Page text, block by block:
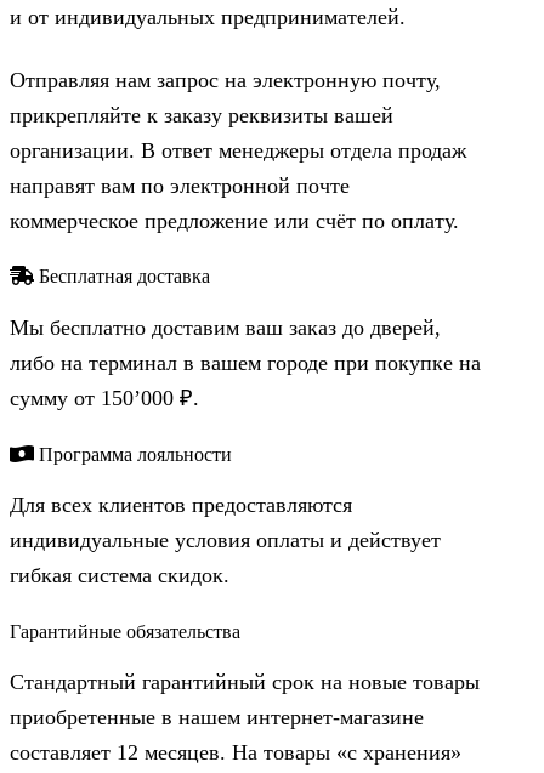
и от индивидуальных предпринимателей.
Отправляя нам запрос на электронную почту,
прикрепляйте к заказу реквизиты вашей
организации. В ответ менеджеры отдела продаж
направят вам по электронной почте
коммерческое предложение или счёт по оплату.
Бесплатная доставка
Мы бесплатно доставим ваш заказ до дверей,
либо на терминал в вашем городе при покупке на
сумму от 150’000 ₽.
Программа лояльности
Для всех клиентов предоставляются
индивидуальные условия оплаты и действует
гибкая система скидок.
Гарантийные обязательства
Стандартный гарантийный срок на новые товары
приобретенные в нашем интернет-магазине
составляет 12 месяцев. На товары «с хранения»